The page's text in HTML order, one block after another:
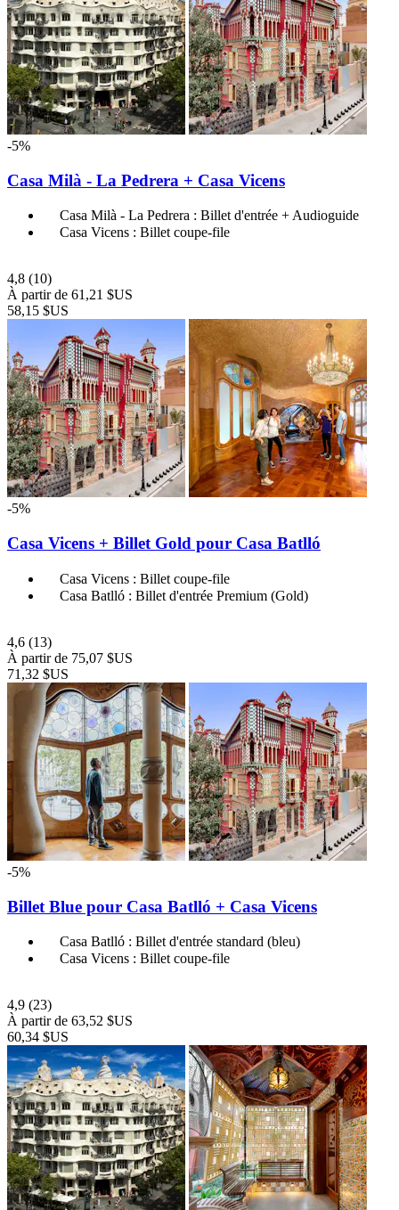
-5%
Casa Milà - La Pedrera + Casa Vicens
Casa Milà - La Pedrera : Billet d'entrée + Audioguide
Casa Vicens : Billet coupe-file
4,8 (10)
À partir de 61,21 $US
58,15 $US
-5%
Casa Vicens + Billet Gold pour Casa Batlló
Casa Vicens : Billet coupe-file
Casa Batlló : Billet d'entrée Premium (Gold)
4,6 (13)
À partir de 75,07 $US
71,32 $US
-5%
Billet Blue pour Casa Batlló + Casa Vicens
Casa Batlló : Billet d'entrée standard (bleu)
Casa Vicens : Billet coupe-file
4,9 (23)
À partir de 63,52 $US
60,34 $US